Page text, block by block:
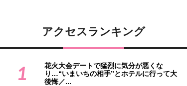
アクセスランキング
1
花火大会デートで猛烈に気分が悪くな
り…“いまいちの相手”とホテルに行って大
後悔／...